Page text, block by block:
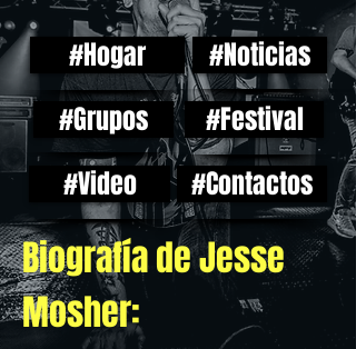
#Hogar
#Noticias
#Grupos
#Festival
#Video
#Contactos
Biografía de Jesse
Mosher: